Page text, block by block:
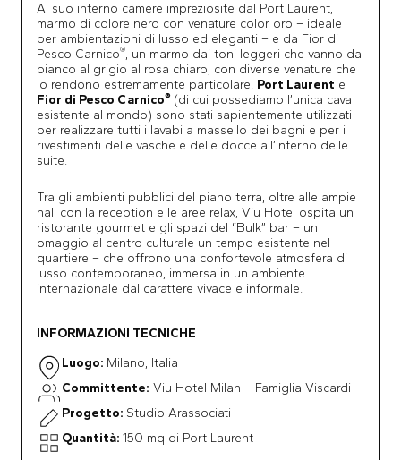
Al suo interno camere impreziosite dal Port Laurent,
marmo di colore nero con venature color oro – ideale
per ambientazioni di lusso ed eleganti – e da Fior di
Pesco Carnico®, un marmo dai toni leggeri che vanno dal
bianco al grigio al rosa chiaro, con diverse venature che
lo rendono estremamente particolare. Port Laurent e
Fior di Pesco Carnico® (di cui possediamo l’unica cava
esistente al mondo) sono stati sapientemente utilizzati
per realizzare tutti i lavabi a massello dei bagni e per i
rivestimenti delle vasche e delle docce all’interno delle
suite.
Tra gli ambienti pubblici del piano terra, oltre alle ampie
hall con la reception e le aree relax, Viu Hotel ospita un
ristorante gourmet e gli spazi del “Bulk” bar – un
omaggio al centro culturale un tempo esistente nel
quartiere – che offrono una confortevole atmosfera di
lusso contemporaneo, immersa in un ambiente
internazionale dal carattere vivace e informale.
INFORMAZIONI TECNICHE
Luogo: Milano, Italia
Committente: Viu Hotel Milan – Famiglia Viscardi
Progetto: Studio Arassociati
Quantità: 150 mq di Port Laurent